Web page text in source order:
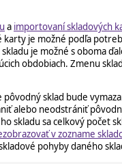
a importovaní skladových
je možné podľa
je možné s oboma
obdobiach. Zmenu
sklad bude
alebo neodstrániť
skladu sa celkový počet
v zozname
pohyby daného